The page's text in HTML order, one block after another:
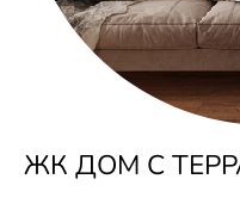
ЖК ДОМ С